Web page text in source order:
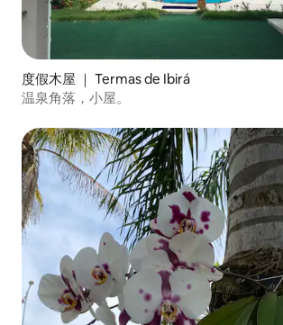
度假木屋 ｜ Termas de Ibirá
温泉角落，小屋。